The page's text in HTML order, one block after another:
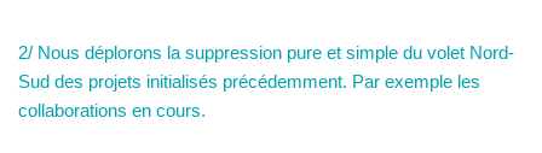
2/ Nous déplorons la suppression pure et simple du volet Nord-
Sud des projets initialisés précédemment. Par exemple les
collaborations en cours.